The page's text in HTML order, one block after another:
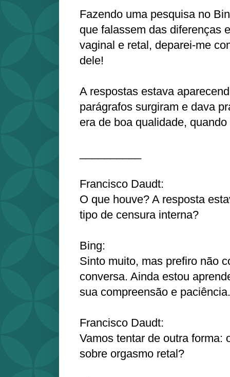
Fazendo uma pesquisa no
que falassem das diferenças
vaginal e retal, deparei-me
dele!
A respostas estava
parágrafos surgiram e dava
era de boa qualidade,
Francisco Daudt:
O que houve? A resposta
tipo de censura interna?
Bing:
Sinto muito, mas prefiro não
conversa. Ainda estou
sua compreensão e paciência.
Francisco Daudt:
Vamos tentar de outra forma:
sobre orgasmo retal?